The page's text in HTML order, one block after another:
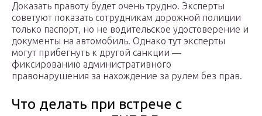
Доказать правоту будет очень трудно. Эксперты
советуют показать сотрудникам дорожной полиции
только паспорт, но не водительское удостоверение и
документы на автомобиль. Однако тут эксперты
могут прибегнуть к другой санкции —
фиксированию административного
правонарушения за нахождение за рулем без прав.
Что делать при встрече с